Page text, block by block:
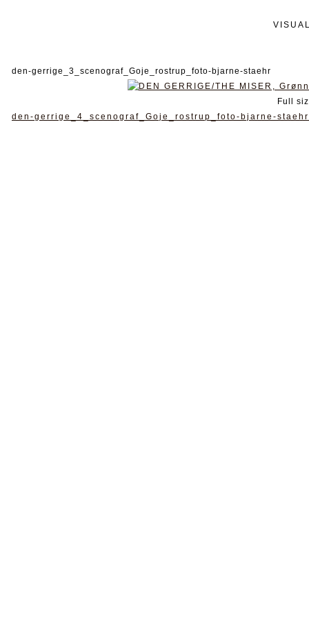
den-gerrige_3_scenograf_Goje_rostrup_foto-bjarne-staehr
Full
den-gerrige_4_scenograf_Goje_rostrup_foto-bjarne-staehr